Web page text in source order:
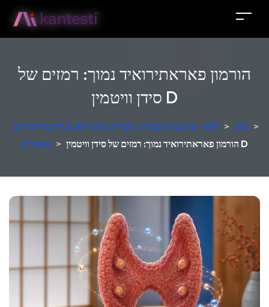
הורמון פאראתירואיד נמוך: רמזים של
סידן וויטמין D
מנתח בדיקות דם AI ללא - פרשנות מעבדה, תוצרת גרמניה > בלוג >
מאמרים > הורמון פאראתירואיד נמוך: רמזים של סידן וויטמין D